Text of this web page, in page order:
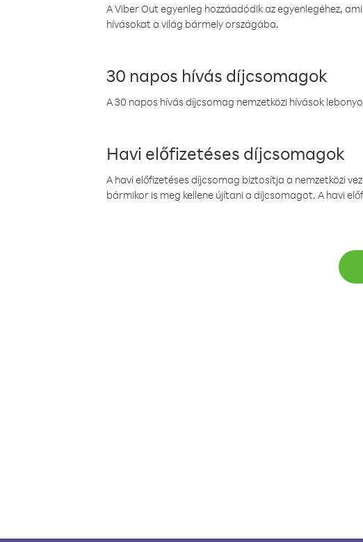
A Viber Out egyenleg hozzáadódik az egyenlegéhez,
hívásokat a világ bármely országába.
30 napos hívás díjcsomagok
A 30 napos hívás díjcsomag nemzetközi hívások
Havi előfizetéses díjcsomagok
A havi előfizetéses díjcsomag biztosítja a nemzetközi
bármikor is meg kellene újítani a díjcsomagot. A havi